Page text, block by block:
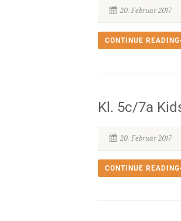
20. Februar 2017
CONTINUE READING
Kl. 5c/7a
20. Februar 2017
CONTINUE READING